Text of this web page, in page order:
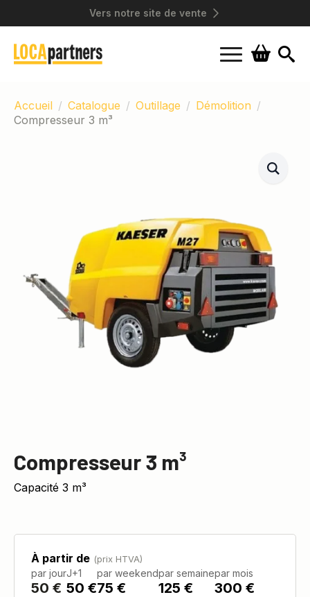
Vers notre site de vente
Accueil
Catalogue Outillage
Démolition
Compresseur 3 m³
Compresseur 3 m³
Capacité 3 m³
À partir de (prix HTVA)
par jour
50 €
J+1
50 €
par weekend
75 €
par semaine
125 €
par mois
300 €